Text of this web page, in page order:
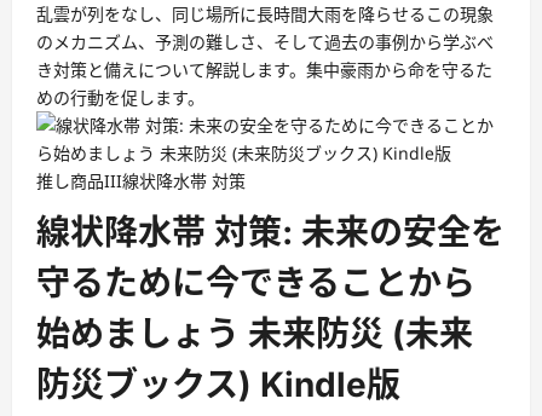
乱雲が列をなし、同じ場所に長時間大雨を降らせるこの現象
のメカニズム、予測の難しさ、そして過去の事例から学ぶべ
き対策と備えについて解説します。集中豪雨から命を守るた
めの行動を促します。
推し商品III線状降水帯 対策
線状降水帯 対策: 未来の安全を
守るために今できることから
始めましょう 未来防災 (未来
防災ブックス) Kindle版